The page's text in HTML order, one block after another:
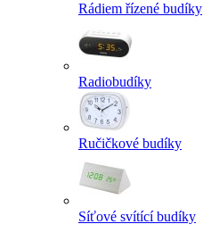
Rádiem řízené budíky
Radiobudíky
Ručičkové budíky
Síťové svítící budíky